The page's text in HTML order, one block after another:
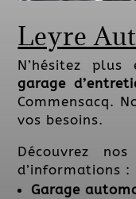
Leyre
N’hésitez
garage
Commensacq.
vos besoins.
Découvrez
d’informations :
Garage